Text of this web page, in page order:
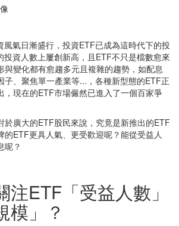
風氣日漸盛行，投資ETF已成為這時代下的投
投資人數上屢創新高，且ETF不只是檔數愈來
與變化都有愈趨多元且複雜的趨勢，如配息
子、聚焦單一產業等...，各種新型態的ETF正
，現在的ETF市場儼然已進入了一個百家爭
於廣大的ETF股民來說，究竟是新推出的ETF
的ETF更具人氣、更受歡迎呢？能從受益人
呢？
注ETF「受益人數」
模」？